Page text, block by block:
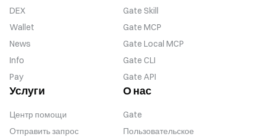
DEX
Wallet
News
Info
Pay
Gate Skill
Gate MCP
Gate Local MCP
Gate CLI
Gate API
Услуги
Центр помощи
Отправить запрос
О нас
Gate
Пользовательское